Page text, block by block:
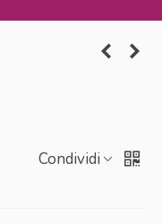
Condividi